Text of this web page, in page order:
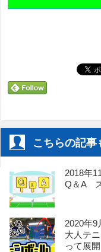
こちらの記事
2018年
Q＆A
2020年9
大人テ
って展